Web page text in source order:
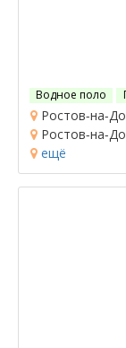
Водное поло
Ростов-на-
Ростов-на-
ещё